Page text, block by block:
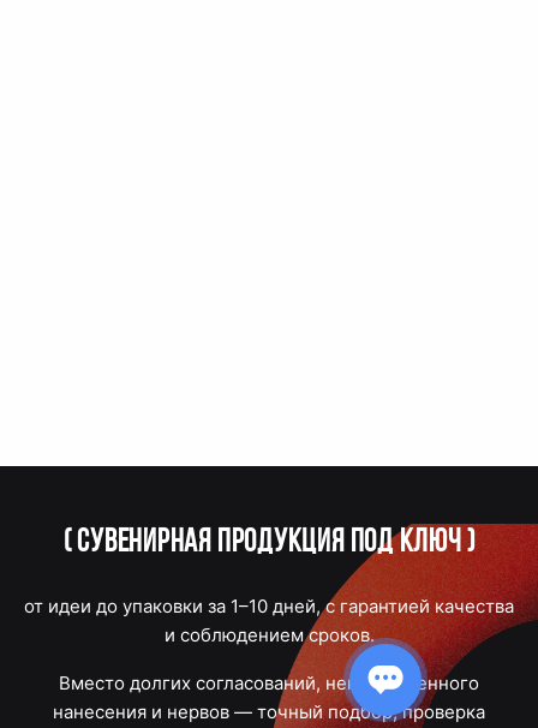
(Сувенирная продукция под ключ)
от идеи до упаковки за 1–10 дней, с гарантией качества
и соблюдением сроков.
Вместо долгих согласований, некачественного
нанесения и нервов — точный подбор, проверка